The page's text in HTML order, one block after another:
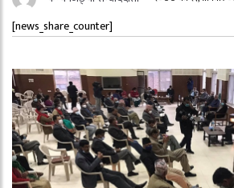
[news_share_counter]